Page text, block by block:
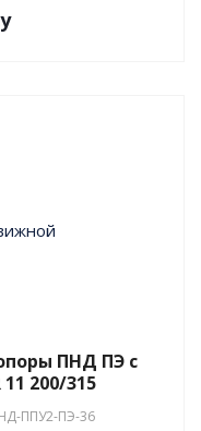
ПНД ПЭ с
200/315
ППУ2-ПЭ-36